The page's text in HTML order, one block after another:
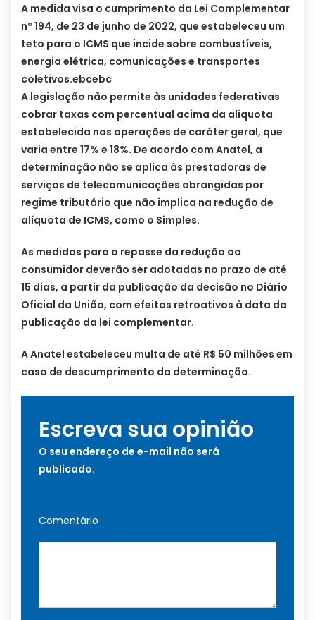
A medida visa o cumprimento da Lei Complementar
nº 194, de 23 de junho de 2022, que estabeleceu um
teto para o ICMS que incide sobre combustíveis,
energia elétrica, comunicações e transportes
coletivos.ebcebc
A legislação não permite às unidades federativas
cobrar taxas com percentual acima da alíquota
estabelecida nas operações de caráter geral, que
varia entre 17% e 18%. De acordo com Anatel, a
determinação não se aplica às prestadoras de
serviços de telecomunicações abrangidas por
regime tributário que não implica na redução de
alíquota de ICMS, como o Simples.
As medidas para o repasse da redução ao
consumidor deverão ser adotadas no prazo de até
15 dias, a partir da publicação da decisão no Diário
Oficial da União, com efeitos retroativos à data da
publicação da lei complementar.
A Anatel estabeleceu multa de até R$ 50 milhões em
caso de descumprimento da determinação.
Escreva sua opinião
O seu endereço de e-mail não será
publicado.
Comentário